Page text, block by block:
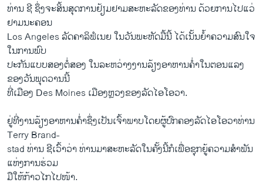
ທ່ານ ຊີ ຊຶ່ງຈະ​ສິ້ນ​ສຸດ​ການ​ຢ້ຽມຢາມ​ສະຫະລັດ​ຂອງ​ທ່ານ ດ້ວຍ​ການ​ໄປແວ່
ຢາມ​ນະຄອນ
Los Angeles ລັດ​ຄາ​ລິຟໍ​ເນຍ ​ໃນ​ວັນ​ພະຫັດ​ມື້​ນີ້ ​ໄດ້​ເນັ້ນ​ຍໍ້າຄວາມ​ສົນ​ໃຈ
ໃນ​ການ​ພົບ
ປະກັນແບບສອງ​ຕໍ່​ສອງ​ ໃນ​ລະຫວ່າງ​ງານລ້ຽງ​ອາຫານ​ຄໍ່າໃນ​ຕອນ​ແລງ​
ຂອງ​ວັນ​ພຸດ​ວານນີ້
ທີ່​ເມືອງ​ Des Moines ​ເມືອງ​ຫຼວງ​ຂອງ​ລັດ​ໄອ​ໂອວາ.
ຢູ່ທີ່​ງານ​ລ້ຽງ​ອາຫານ​ຄໍ່າຊຶ່ງ​ເປັນ​ເຈົ້າພາບ​ໂດຍ​ຜູ້​ປົກຄອງລັດໄອ​ໂອວາທ່ານ
Terry Brand-
stad ທ່ານ ຊີ​ເວົ້າວ່າ ທ່ານ​ມາສະ​ຫະລັດ​ໃນຄັ້ງ​ນີ້ກໍ​ເພື່ອ​ຊຸກຍູ້​ຄວາມສໍາພັນ
ແຫ່ງການ​ຮ່ວມ​
ມືໃຫ້​ກ້າວ​ໄກ​ໄປ​ໜ້າ.